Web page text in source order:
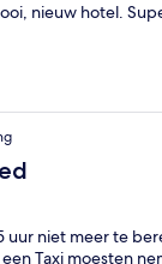
nieuw hotel.
uur niet meer te
Taxi moesten